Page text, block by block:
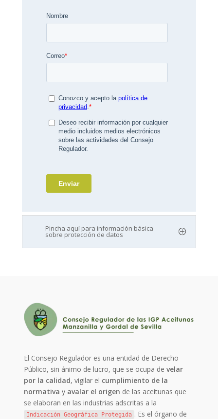
Pincha aquí para información básica
sobre protección de datos
El Consejo Regulador es una entidad de Derecho
Público, sin ánimo de lucro, que se ocupa develar
por la calidad, vigilar el cumplimiento de la
normativa y avalar el origen de las aceitunas que
se elaboran en las industrias adscritas a la
Indicación Geográfica Protegida . Es el órgano de